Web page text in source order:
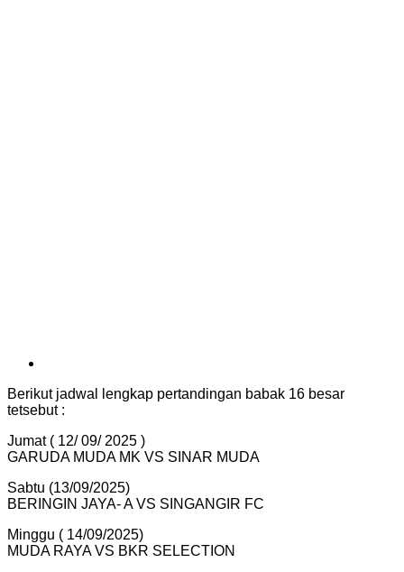
Berikut jadwal lengkap pertandingan babak 16 besar
tetsebut :
Jumat ( 12/ 09/ 2025 )
GARUDA MUDA MK VS SINAR MUDA
Sabtu (13/09/2025)
BERINGIN JAYA- A VS SINGANGIR FC
Minggu ( 14/09/2025)
MUDA RAYA VS BKR SELECTION